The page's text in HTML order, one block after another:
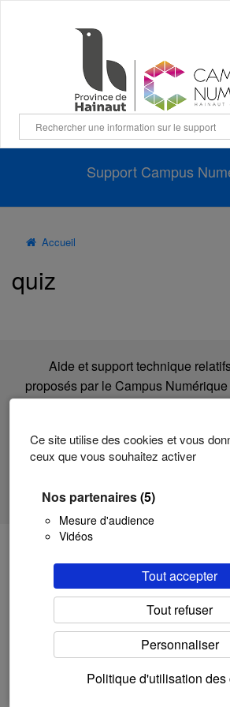
Ce site utilise des cookies et vous
ceux que vous souhaitez activer
Nos partenaires(5)
Mesure d'audience
Vidéos
Tout accepter
Tout refuser
Personnaliser
Politique d'utilisation des
Support Campus
Accueil
quiz
Aide et support technique
proposés par le Campus
Une création duCampus
Politique d’utilisation des Cookies
Confidentialité- Modifiez votre